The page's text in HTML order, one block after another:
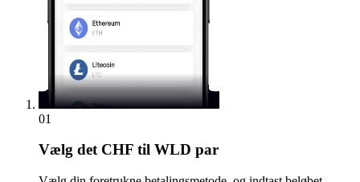
01
Vælg det CHF til WLD par